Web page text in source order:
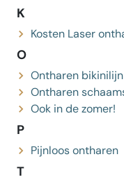
K
Kosten Laser
O
Ontharen bikinilijn
Ontharen
Ook in de zomer!
P
Pijnloos ontharen
T